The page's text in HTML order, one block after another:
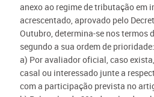
anexo ao regime de tributação em
acrescentado, aprovado pelo
Outubro, determina-se nos termos
segundo a sua ordem de prioridade:
a) Por avaliador oficial, caso
casal ou interessado junte a
com a participação prevista no